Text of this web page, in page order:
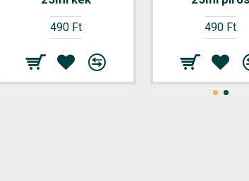
NYOMELL 50x3 lapos
B.22-19
1.100 Ft
VECTRA-LINE A/
25x3 lapos B13-
440 Ft
490 Ft 490 Ft